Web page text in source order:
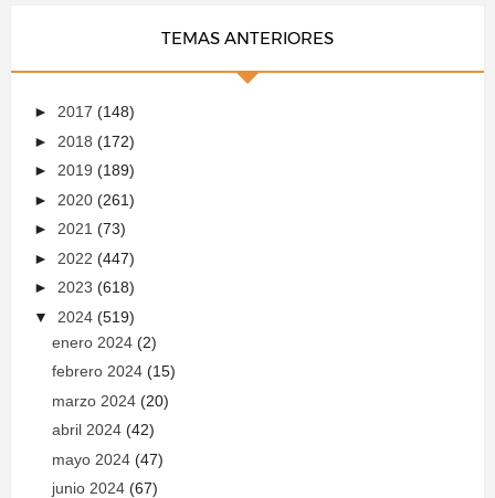
TEMAS ANTERIORES
► 2017 (148)
► 2018 (172)
► 2019 (189)
► 2020 (261)
► 2021 (73)
► 2022 (447)
► 2023 (618)
▼ 2024 (519)
enero 2024 (2)
febrero 2024 (15)
marzo 2024 (20)
abril 2024 (42)
mayo 2024 (47)
junio 2024 (67)